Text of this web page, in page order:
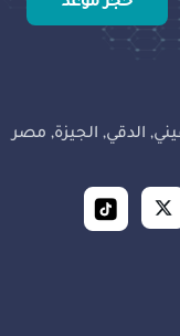
حجز موعد